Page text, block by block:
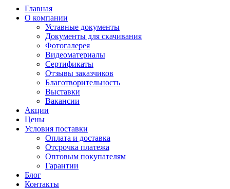
Главная
О компании
Уставные документы
Документы для скачивания
Фотогалерея
Видеоматериалы
Сертификаты
Отзывы заказчиков
Благотворительность
Выставки
Вакансии
Акции
Цены
Условия поставки
Оплата и доставка
Отсрочка платежа
Оптовым покупателям
Гарантии
Блог
Контакты